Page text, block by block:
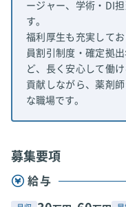
ージャー、学術・DI
す。
福利厚生も充実して
員割引制度・確定拠
ど、長く安心して働
貢献しながら、薬剤
な職場です。
募集要項
給与